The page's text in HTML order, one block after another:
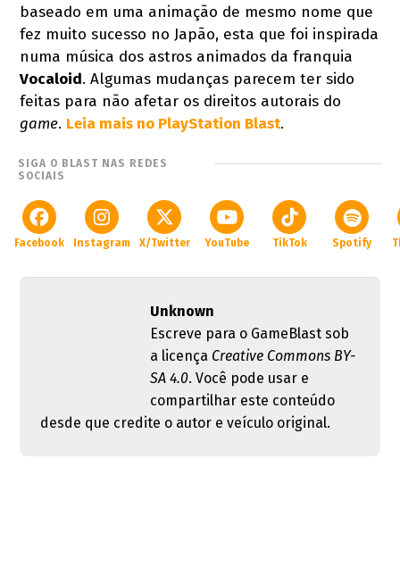
baseado em uma animação de mesmo nome que
fez muito sucesso no Japão, esta que foi inspirada
numa música dos astros animados da franquia
Vocaloid. Algumas mudanças parecem ter sido
feitas para não afetar os direitos autorais do
game. Leia mais no PlayStation Blast.
SIGA O BLAST NAS REDES
SOCIAIS
Facebook Instagram X/Twitter YouTube TikTok Spotify
Unknown
Escreve para o GameBlast sob
a licença Creative Commons BY-
SA 4.0. Você pode usar e
compartilhar este conteúdo
desde que credite o autor e veículo original.